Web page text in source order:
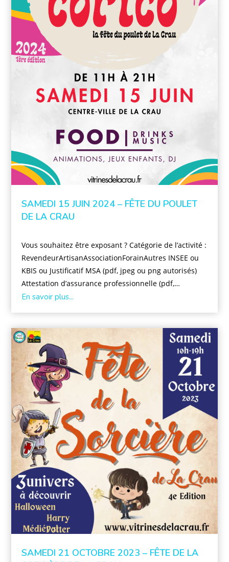
SAMEDI 15 JUIN 2024 – FÊTE DU POULET
DE LA CRAU
Vous souhaitez être exposant ? Catégorie de l’activité :
RevendeurArtisanAssociationForainAutres INSEE ou
KBIS ou Justificatif MSA (pdf, jpeg ou png autorisés)
Attestation d’assurance professionnelle (pdf,…
En savoir plus...
SAMEDI 21 OCTOBRE 2023 – FÊTE DE LA